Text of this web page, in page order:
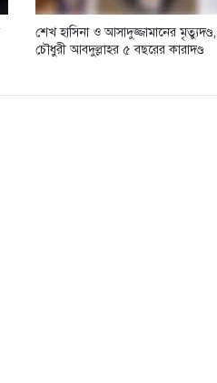
শেখ হাসিনা ও আসাদুজ্জামানের মৃত্যুদণ্ড,
চৌধুরী আবদুল্লাহর ৫ বছরের কারাদণ্ড